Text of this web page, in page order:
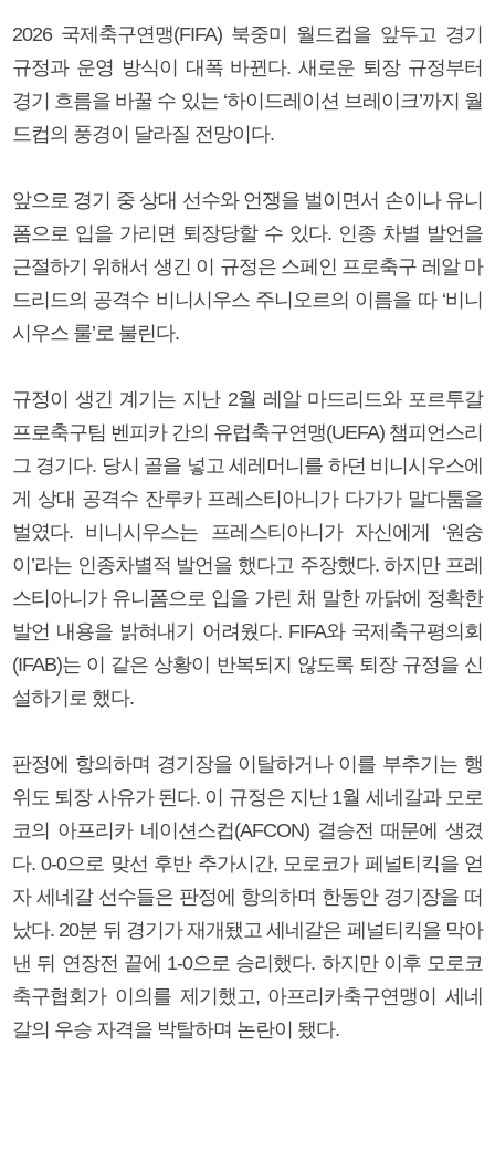
2026 국제축구연맹(FIFA) 북중미 월드컵을 앞두고 경기
규정과 운영 방식이 대폭 바뀐다. 새로운 퇴장 규정부터
경기 흐름을 바꿀 수 있는 ‘하이드레이션 브레이크’까지 월
드컵의 풍경이 달라질 전망이다.
앞으로 경기 중 상대 선수와 언쟁을 벌이면서 손이나 유니
폼으로 입을 가리면 퇴장당할 수 있다. 인종 차별 발언을
근절하기 위해서 생긴 이 규정은 스페인 프로축구 레알 마
드리드의 공격수 비니시우스 주니오르의 이름을 따 ‘비니
시우스 룰’로 불린다.
규정이 생긴 계기는 지난 2월 레알 마드리드와 포르투갈
프로축구팀 벤피카 간의 유럽축구연맹(UEFA) 챔피언스리
그 경기다. 당시 골을 넣고 세레머니를 하던 비니시우스에
게 상대 공격수 잔루카 프레스티아니가 다가가 말다툼을
벌였다. 비니시우스는 프레스티아니가 자신에게 ‘원숭
이’라는 인종차별적 발언을 했다고 주장했다. 하지만 프레
스티아니가 유니폼으로 입을 가린 채 말한 까닭에 정확한
발언 내용을 밝혀내기 어려웠다. FIFA와 국제축구평의회
(IFAB)는 이 같은 상황이 반복되지 않도록 퇴장 규정을 신
설하기로 했다.
판정에 항의하며 경기장을 이탈하거나 이를 부추기는 행
위도 퇴장 사유가 된다. 이 규정은 지난 1월 세네갈과 모로
코의 아프리카 네이션스컵(AFCON) 결승전 때문에 생겼
다. 0-0으로 맞선 후반 추가시간, 모로코가 페널티킥을 얻
자 세네갈 선수들은 판정에 항의하며 한동안 경기장을 떠
났다. 20분 뒤 경기가 재개됐고 세네갈은 페널티킥을 막아
낸 뒤 연장전 끝에 1-0으로 승리했다. 하지만 이후 모로코
축구협회가 이의를 제기했고, 아프리카축구연맹이 세네
갈의 우승 자격을 박탈하며 논란이 됐다.